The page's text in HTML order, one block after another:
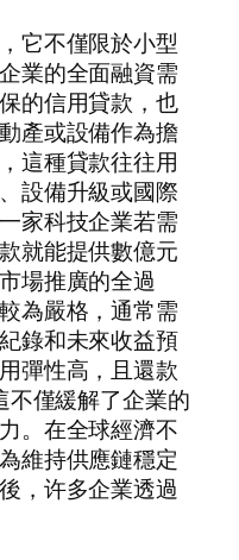
它不僅限於小型
業的全面融資需
的信用貸款，也
產或設備作為擔
這種貸款往往用
設備升級或國際
家科技企業若需
就能提供數億元
場推廣的全過
為嚴格，通常需
錄和未來收益預
彈性高，且還款
不僅緩解了企業的
。在全球經濟不
維持供應鏈穩定
，许多企業透過